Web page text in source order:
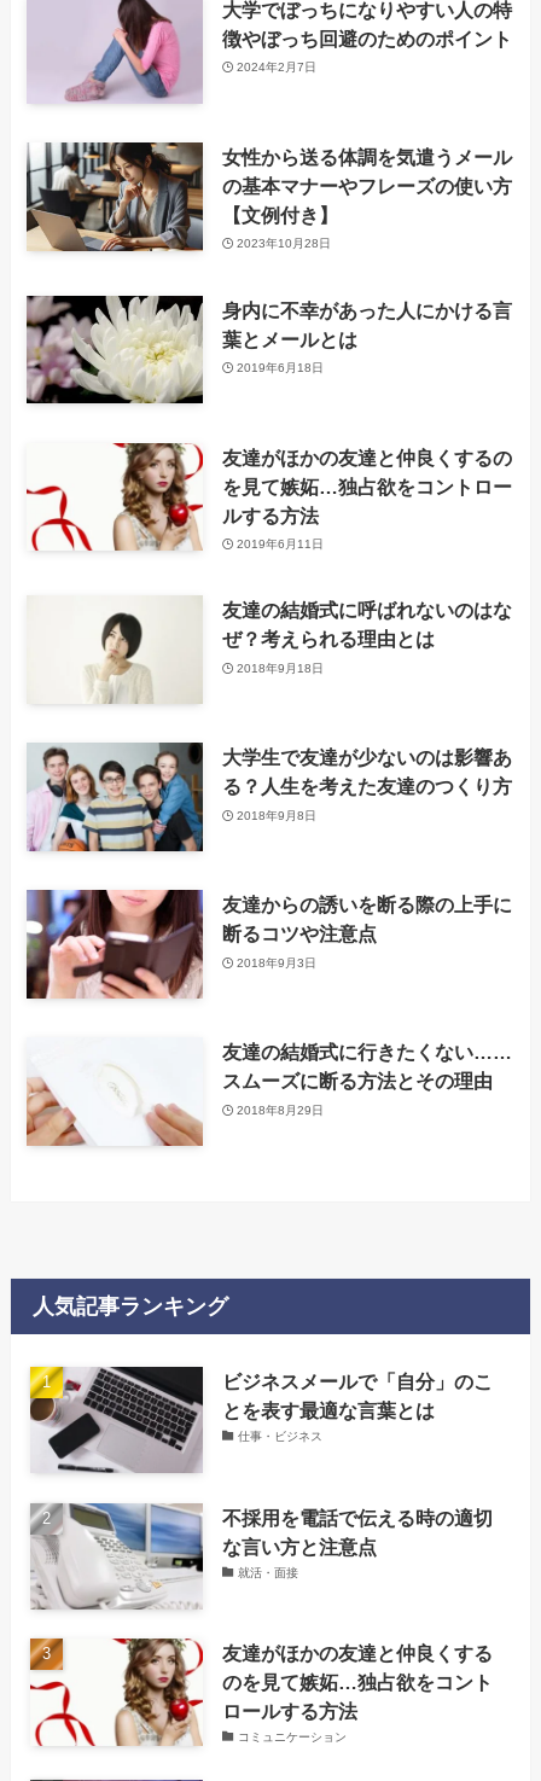
大学でぼっちになりやすい人の特
徴やぼっち回避のためのポイント
2024年2月7日
女性から送る体調を気遣うメール
の基本マナーやフレーズの使い方
【文例付き】
2023年10月28日
身内に不幸があった人にかける言
葉とメールとは
2019年6月18日
友達がほかの友達と仲良くするの
を見て嫉妬…独占欲をコントロー
ルする方法
2019年6月11日
友達の結婚式に呼ばれないのはな
ぜ？考えられる理由とは
2018年9月18日
大学生で友達が少ないのは影響あ
る？人生を考えた友達のつくり方
2018年9月8日
友達からの誘いを断る際の上手に
断るコツや注意点
2018年9月3日
友達の結婚式に行きたくない……
スムーズに断る方法とその理由
2018年8月29日
人気記事ランキング
‌ビジネスメールで「自分」のこ
とを表す最適な言葉とは
仕事・ビジネス
不採用を電話で伝える時の適切
な言い方と注意点
就活・面接
友達がほかの友達と仲良くする
のを見て嫉妬…独占欲をコント
ロールする方法
コミュニケーション